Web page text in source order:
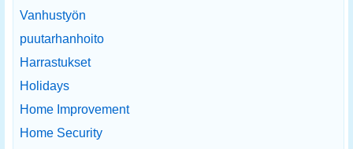
Vanhustyön
puutarhanhoito
Harrastukset
Holidays
Home Improvement
Home Security